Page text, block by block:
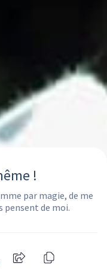
!
par magie, de me
pensent de moi.